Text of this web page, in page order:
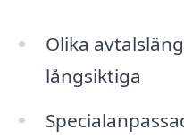
Olika
långsiktiga